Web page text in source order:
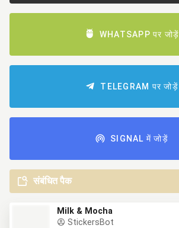
WHATSAPP पर जोड़ें
TELEGRAM पर जोड़ें
SIGNAL में जोड़ें
संबंधित पैक
Milk & Mocha
StickersBot